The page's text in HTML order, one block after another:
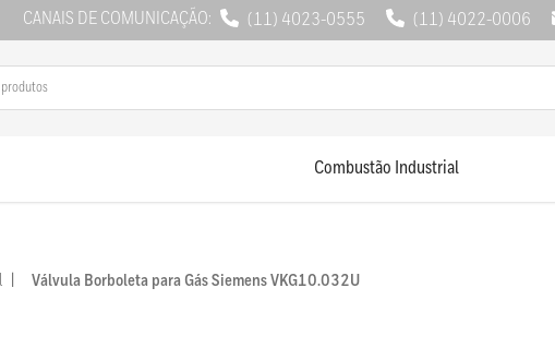
CANAIS DE COMUNICAÇÃO: (11) 4023-0555 (11) 4022-0006
Combustão Industrial
Válvula Borboleta para Gás Siemens VKG10.032U